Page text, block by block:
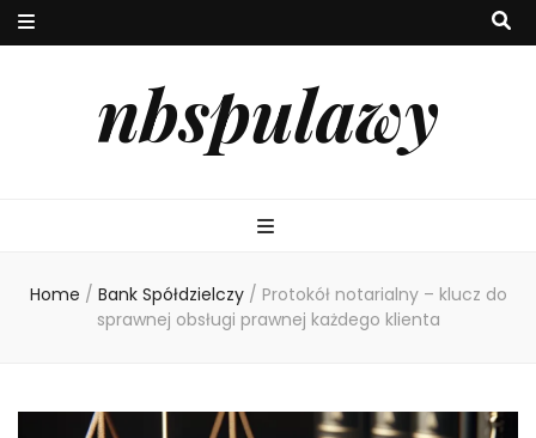
nbspulawy
Home / Bank Spółdzielczy / Protokół notarialny – klucz do
sprawnej obsługi prawnej każdego klienta